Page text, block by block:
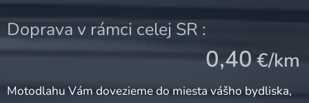
Doprava v rámci celej SR :
0,40 €/km
Motodlahu Vám dovezieme do miesta vášho bydliska,